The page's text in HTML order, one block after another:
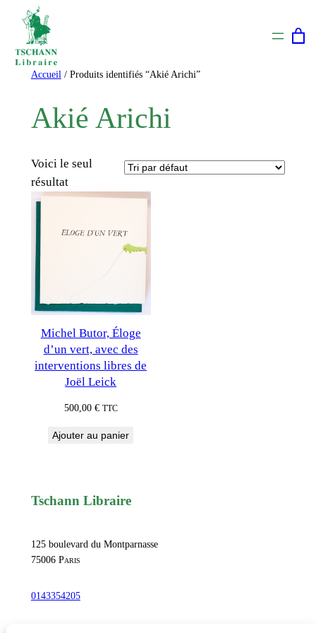
Aller
contenu
Accueil / Produits identifiés “Akié Arichi”
Akié Arichi
Voici le seul
résultat
Michel Butor, Éloge
d’un vert, avec des
interventions libres de
Joël Leick
500,00 € TTC
Ajouter au panier
Tschann Libraire
125 boulevard du Montparnasse
75006 Paris
0143354205